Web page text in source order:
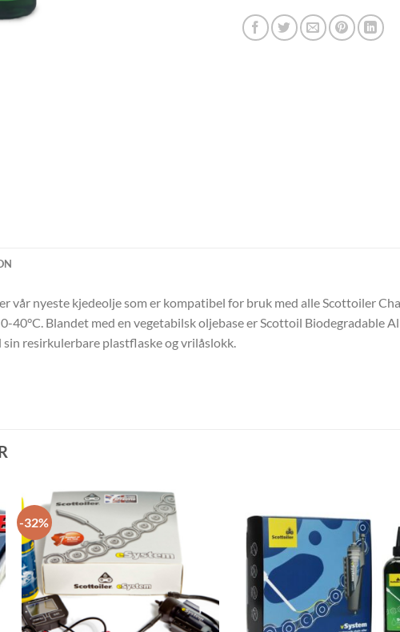
vår nyeste kjedeolje som er kompatibel for bruk med alle Scottoiler
40°C. Blandet med en vegetabilsk oljebase er Scottoil Biodegradable
resirkulerbare plastflaske og vrilåslokk.
-32%